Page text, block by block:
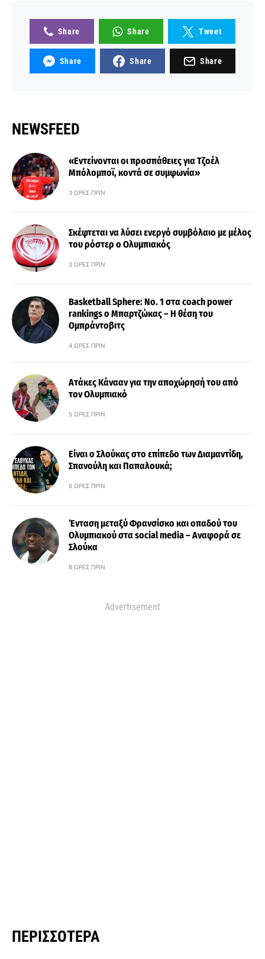
Share Share Tweet
Share Share Share
NEWSFEED
«Εντείνονται οι προσπάθειες για Τζοέλ
Μπόλομποϊ, κοντά σε συμφωνία»
3 ΏΡΕΣ ΠΡΙΝ
Σκέφτεται να λύσει ενεργό συμβόλαιο με μέλος
του ρόστερ ο Ολυμπιακός
3 ΏΡΕΣ ΠΡΙΝ
Basketball Sphere: No. 1 στα coach power
rankings ο Μπαρτζώκας – Η θέση του
Ομπράντοβιτς
4 ΏΡΕΣ ΠΡΙΝ
Ατάκες Κάνααν για την αποχώρησή του από
τον Ολυμπιακό
5 ΏΡΕΣ ΠΡΙΝ
Είναι ο Σλούκας στο επίπεδο των Διαμαντίδη,
Σπανούλη και Παπαλουκά;
6 ΏΡΕΣ ΠΡΙΝ
Ένταση μεταξύ Φρανσίσκο και οπαδού του
Ολυμπιακού στα social media – Αναφορά σε
Σλούκα
8 ΏΡΕΣ ΠΡΙΝ
Advertisement
ΠΕΡΙΣΣΌΤΕΡΑ